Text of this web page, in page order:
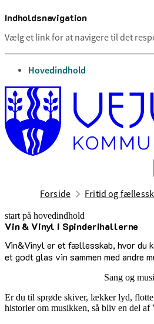
Indholdsnavigation
Vælg et link for at navigere til det
gå til
Hovedindhold
Forside Fritid og
start på hovedindhold
Vin & Vinyl i Spinderihallerne
Vin&Vinyl er et fællesskab, hvor du
et godt glas vin sammen med andre
senest opdateret 12. maj 2026
Sang og
Er du til sprøde skiver, lækker lyd,
historier om musikken, så bliv en del